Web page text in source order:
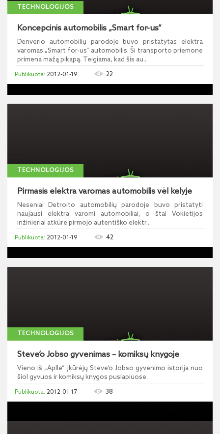
TECHNOLOGIJOS
Koncepcinis automobilis „Smart for-us“
Denverio automobilių parodoje buvo pristatytas elektra
varomas „Smart for-us“ automobilis. Ši transporto priemonė
primena mažą pikapą. Teigiama, kad šis au...
2012-01-19 22
TECHNOLOGIJOS
Pirmasis elektra varomas automobilis vėl kelyje
Neseniai Detroito automobilių parodoje buvo pristatyti
naujausi elektra varomi automobiliai, o štai Vokietijos
inžinieriai atkūrė pirmojo autentiško elektr...
2012-01-19 42
TECHNOLOGIJOS
Steve‘o Jobso gyvenimas – komiksų knygoje
Vieno iš „Aplle“ įkūrėjų Steve‘o Jobso gyvenimo istorija nuo
šiol gyvuos ir komiksų knygos puslapiuose.
2012-01-17 38